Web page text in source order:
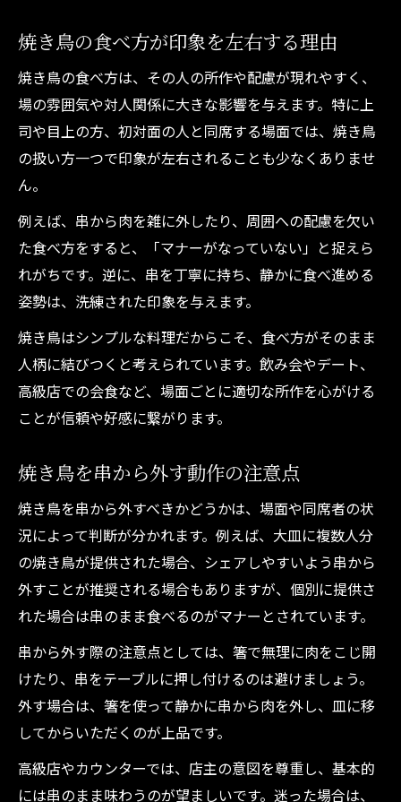
高級店やカウンター席で光る焼き鳥作法
カウンター席での焼き鳥マナー徹底解説
焼き鳥を串ごと味わう楽しみ方と作法
高級焼き鳥マナーの所作を自然に実践
同席者を気遣う美しい焼き鳥の食べ方
焼き鳥の食べ方で同席者へ配慮する方法
焼き鳥マナーが人間関係を円滑にする理由
焼き鳥を取り分ける際の美しい所作
焼き鳥のシェアで心遣いを伝えるコツ
焼き鳥マナーで信頼を築く食事のヒント
焼き鳥の食べ方が印象を左右する理由
焼き鳥の食べ方は、その人の所作や配慮が現れやすく、
場の雰囲気や対人関係に大きな影響を与えます。特に上
司や目上の方、初対面の人と同席する場面では、焼き鳥
の扱い方一つで印象が左右されることも少なくありませ
ん。
例えば、串から肉を雑に外したり、周囲への配慮を欠い
た食べ方をすると、「マナーがなっていない」と捉えら
れがちです。逆に、串を丁寧に持ち、静かに食べ進める
姿勢は、洗練された印象を与えます。
焼き鳥はシンプルな料理だからこそ、食べ方がそのまま
人柄に結びつくと考えられています。飲み会やデート、
高級店での会食など、場面ごとに適切な所作を心がける
ことが信頼や好感に繋がります。
焼き鳥を串から外す動作の注意点
焼き鳥を串から外すべきかどうかは、場面や同席者の状
況によって判断が分かれます。例えば、大皿に複数人分
の焼き鳥が提供された場合、シェアしやすいよう串から
外すことが推奨される場合もありますが、個別に提供さ
れた場合は串のまま食べるのがマナーとされています。
串から外す際の注意点としては、箸で無理に肉をこじ開
けたり、串をテーブルに押し付けるのは避けましょう。
外す場合は、箸を使って静かに串から肉を外し、皿に移
してからいただくのが上品です。
高級店やカウンターでは、店主の意図を尊重し、基本的
には串のまま味わうのが望ましいです。迷った場合は、